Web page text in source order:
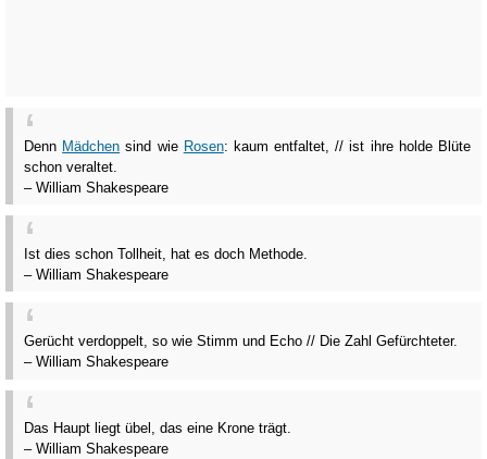
Denn Mädchen sind wie Rosen: kaum entfaltet, // ist ihre holde Blüte
schon veraltet.
– William Shakespeare
Ist dies schon Tollheit, hat es doch Methode.
– William Shakespeare
Gerücht verdoppelt, so wie Stimm und Echo // Die Zahl Gefürchteter.
– William Shakespeare
Das Haupt liegt übel, das eine Krone trägt.
– William Shakespeare